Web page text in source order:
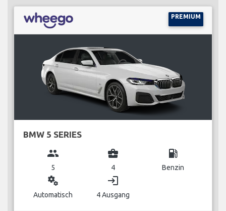
PREMIUM
BMW 5 SERIES
group
5
business_center
4
local_gas_station
Benzin
miscellaneous_services
Automatisch
login
4 Ausgang